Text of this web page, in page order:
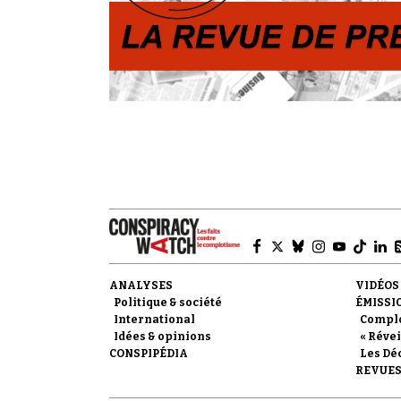
ANALYSES
Politique & société
International
Idées & opinions
CONSPIPÉDIA
VIDÉOS
«
Les